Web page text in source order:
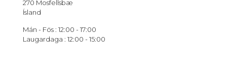
270 Mosfellsbæ
Ísland
Mán - Fös : 12:00 - 17:00
Laugardaga : 12:00 - 15:00